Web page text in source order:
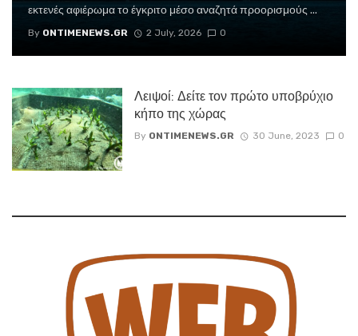
εκτενές αφιέρωμα το έγκριτο μέσο αναζητά προορισμούς ...
By ONTIMENEWS.GR 2 July, 2026 0
Λειψοί: Δείτε τον πρώτο υποβρύχιο
κήπο της χώρας
By ONTIMENEWS.GR 30 June, 2023 0